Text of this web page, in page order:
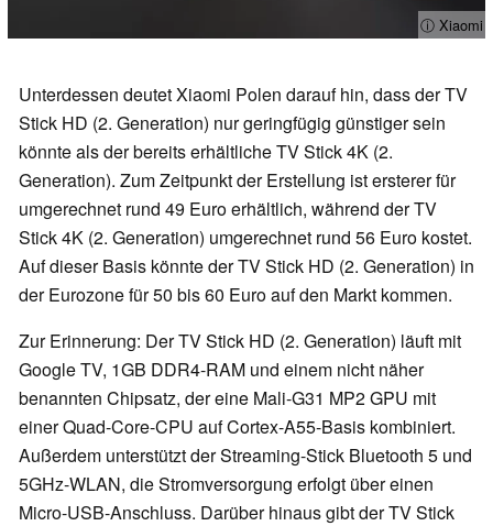
ⓘ Xiaomi
Unterdessen deutet Xiaomi Polen darauf hin, dass der TV
Stick HD (2. Generation) nur geringfügig günstiger sein
könnte als der bereits erhältliche TV Stick 4K (2.
Generation). Zum Zeitpunkt der Erstellung ist ersterer für
umgerechnet rund 49 Euro erhältlich, während der TV
Stick 4K (2. Generation) umgerechnet rund 56 Euro kostet.
Auf dieser Basis könnte der TV Stick HD (2. Generation) in
der Eurozone für 50 bis 60 Euro auf den Markt kommen.
Zur Erinnerung: Der TV Stick HD (2. Generation) läuft mit
Google TV, 1GB DDR4-RAM und einem nicht näher
benannten Chipsatz, der eine Mali-G31 MP2 GPU mit
einer Quad-Core-CPU auf Cortex-A55-Basis kombiniert.
Außerdem unterstützt der Streaming-Stick Bluetooth 5 und
5GHz-WLAN, die Stromversorgung erfolgt über einen
Micro-USB-Anschluss. Darüber hinaus gibt der TV Stick